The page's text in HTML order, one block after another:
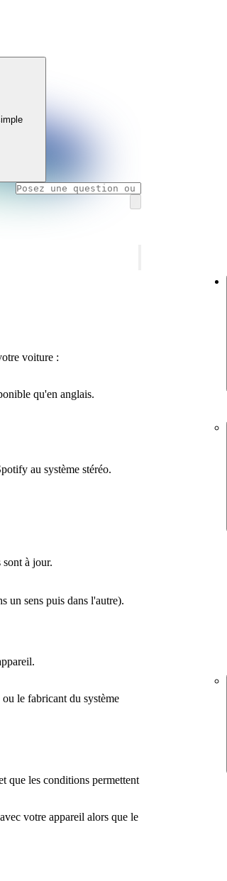
voiture :
qu'en anglais.
au système stéréo.
à jour.
un sens puis dans l'autre).
le fabricant du système
que les conditions permettent
votre appareil alors que le